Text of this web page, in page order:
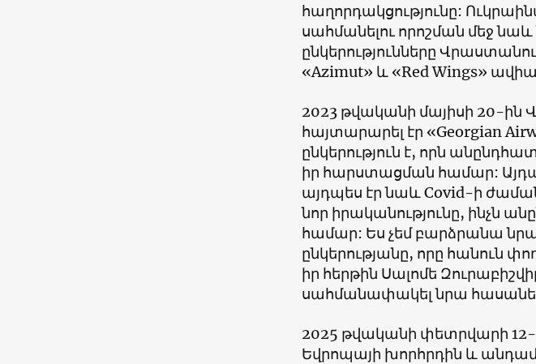
հաղորդակցությունը:
սահմանելու որոշման մեջ
ընկերությունները
«Azimut» և «Red Wings»
2023 թվականի մայիսի 20-
հայտարարել էր «Georgian
ընկերություն է, որն
իր հարստացման համար:
այդպես էր նաև Covid-ի
նոր իրականությունը, ինչն
համար: Ես չեմ բարձրանա
ընկերությանը, որը հանուն
իր հերթին Սալոմե
սահմանափակել նրա
2025 թվականի փետրվարի
Եվրոպայի խորհրդին և